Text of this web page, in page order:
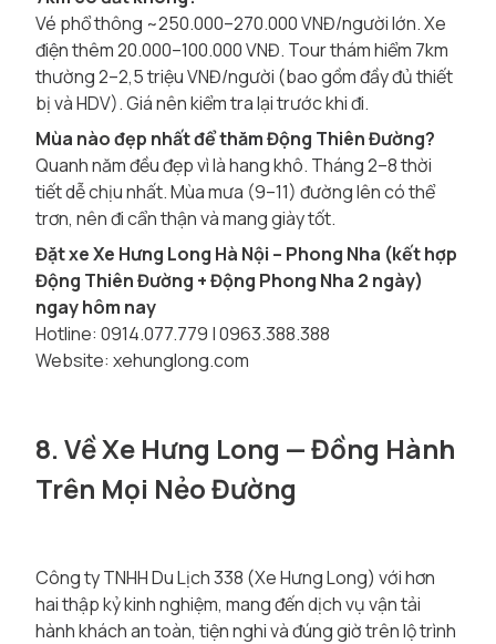
Vé phổ thông ~250.000–270.000 VNĐ/người lớn. Xe
điện thêm 20.000–100.000 VNĐ. Tour thám hiểm 7km
thường 2–2,5 triệu VNĐ/người (bao gồm đầy đủ thiết
bị và HDV). Giá nên kiểm tra lại trước khi đi.
Mùa nào đẹp nhất để thăm Động Thiên Đường?
Quanh năm đều đẹp vì là hang khô. Tháng 2–8 thời
tiết dễ chịu nhất. Mùa mưa (9–11) đường lên có thể
trơn, nên đi cẩn thận và mang giày tốt.
Đặt xe Xe Hưng Long Hà Nội – Phong Nha (kết hợp
Động Thiên Đường + Động Phong Nha 2 ngày)
ngay hôm nay
Hotline: 0914.077.779 | 0963.388.388
Website: xehunglong.com
8. Về Xe Hưng Long — Đồng Hành
Trên Mọi Nẻo Đường
Công ty TNHH Du Lịch 338 (Xe Hưng Long) với hơn
hai thập kỷ kinh nghiệm, mang đến dịch vụ vận tải
hành khách an toàn, tiện nghi và đúng giờ trên lộ trình